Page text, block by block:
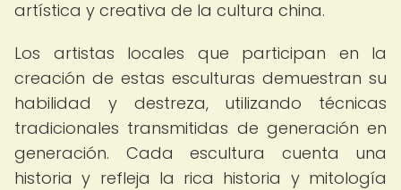
artística y creativa de la cultura china.
Los artistas locales que participan en la
creación de estas esculturas demuestran su
habilidad y destreza, utilizando técnicas
tradicionales transmitidas de generación en
generación. Cada escultura cuenta una
historia y refleja la rica historia y mitología